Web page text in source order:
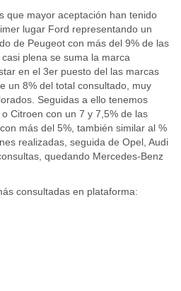
que mayor aceptación han tenido
lugar Ford representando un
de Peugeot con más del 9% de las
plena se suma la marca
en el 3er puesto del las marcas
un 8% del total consultado, muy
Seguidas a ello tenemos
Citroen con un 7 y 7,5% de las
más del 5%, también similar al %
realizadas, seguida de Opel, Audi
quedando Mercedes-Benz
consultadas en plataforma: